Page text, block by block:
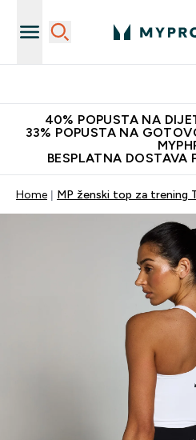
40% POPUSTA NA
33% POPUSTA NA
BESPLATNA DOSTAVA
Home MP ženski top za trening